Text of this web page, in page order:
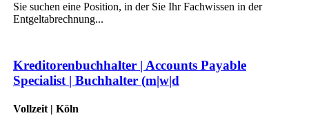
Sie suchen eine Position, in der Sie Ihr Fachwissen in der
Entgeltabrechnung...
Kreditorenbuchhalter | Accounts Payable
Specialist | Buchhalter (m|w|d
Vollzeit | Köln